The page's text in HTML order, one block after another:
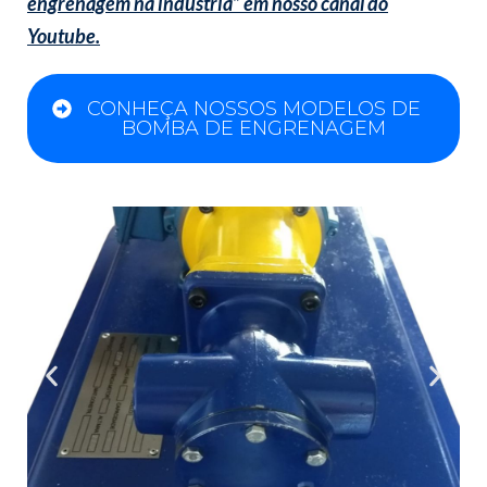
Youtube.
CONHEÇA NOSSOS MODELOS DE
BOMBA DE ENGRENAGEM